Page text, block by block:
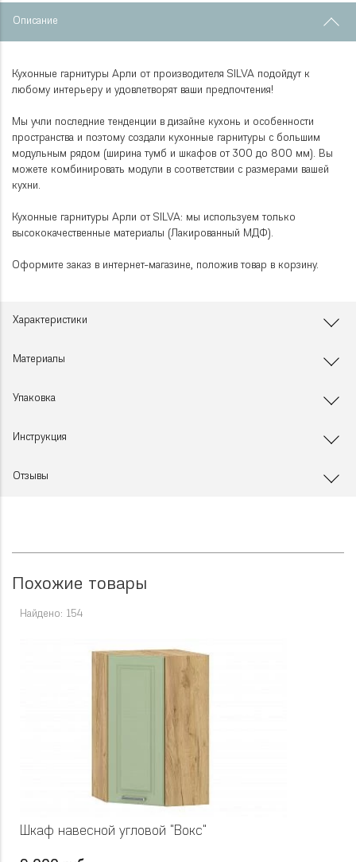
Описание
Кухонные гарнитуры Арли от производителя SILVA подойдут к
любому интерьеру и удовлетворят ваши предпочтения!
Мы учли последние тенденции в дизайне кухонь и особенности
пространства и поэтому создали кухонные гарнитуры с большим
модульным рядом (ширина тумб и шкафов от 300 до 800 мм). Вы
можете комбинировать модули в соответствии с размерами вашей
кухни.
Кухонные гарнитуры Арли от SILVA: мы используем только
высококачественные материалы (Лакированный МДФ).
Оформите заказ в интернет-магазине, положив товар в корзину.
Характеристики
Материалы
Упаковка
Инструкция
Отзывы
Похожие товары
Найдено: 154
Шкаф навесной угловой "Вокс"